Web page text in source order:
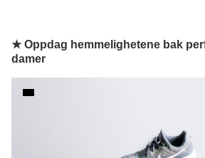
★ Oppdag hemmelighetene bak
damer